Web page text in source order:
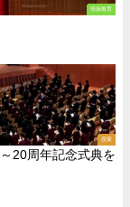
情操教育
授業
20周年記念式典を